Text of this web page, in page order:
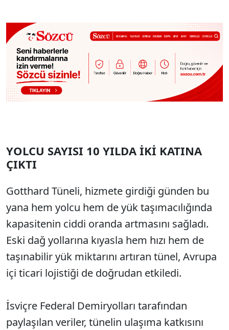
YOLCU SAYISI 10 YILDA İKİ KATINA
ÇIKTI
Gotthard Tüneli, hizmete girdiği günden bu
yana hem yolcu hem de yük taşımacılığında
kapasitenin ciddi oranda artmasını sağladı.
Eski dağ yollarına kıyasla hem hızı hem de
taşınabilir yük miktarını artıran tünel, Avrupa
içi ticari lojistiği de doğrudan etkiledi.
İsviçre Federal Demiryolları tarafından
paylaşılan veriler, tünelin ulaşıma katkısını